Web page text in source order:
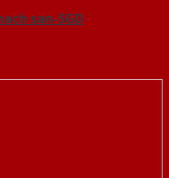
san-SGD